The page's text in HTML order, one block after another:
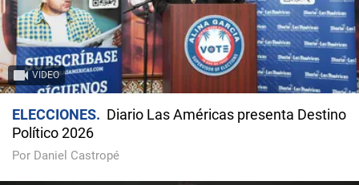
VIDEO
ELECCIONES
Diario Las Américas presenta Destino
Político 2026
Por Daniel Castropé